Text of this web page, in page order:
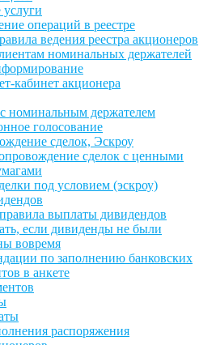
операций в реестре
ведения реестра акционеров
номинальных держателей
кабинет акционера
номинальным держателем
голосование
сделок, Эскроу
сделок с ценными
под условием (эскроу)
выплаты дивидендов
если дивиденды не были
вовремя
по заполнению банковских
в анкете
распоряжения